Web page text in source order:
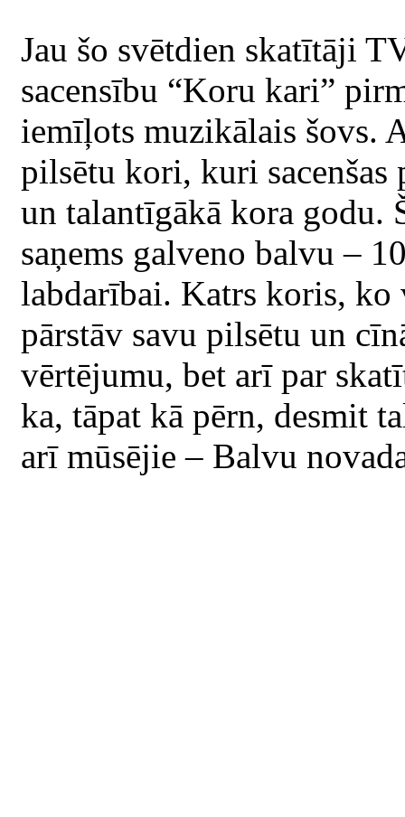
Jau šo svētdien skatītāji
sacensību “Koru kari”
iemīļots muzikālais šovs.
pilsētu kori, kuri
un talantīgākā kora godu.
saņems galveno balvu –
labdarībai. Katrs koris, ko
pārstāv savu pilsētu un
vērtējumu, bet arī par
ka, tāpat kā pērn, desmit
arī mūsējie – Balvu